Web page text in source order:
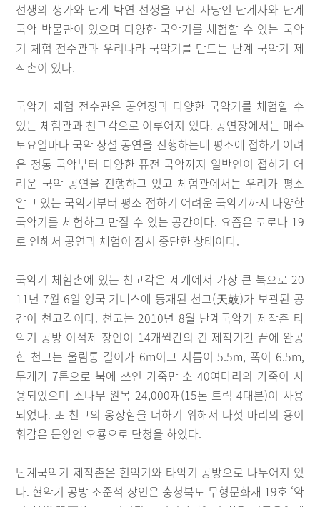
선생의 생가와 난계 박연 선생을 모신 사당인 난계사와 난계
국악 박물관이 있으며 다양한 국악기를 체험할 수 있는 국악
기 체험 전수관과 우리나라 국악기를 만드는 난계 국악기 제
작촌이 있다.
국악기 체험 전수관은 공연장과 다양한 국악기를 체험할 수
있는 체험관과 천고각으로 이루어져 있다. 공연장에서는 매주
토요일마다 국악 상설 공연을 진행하는데 평소에 접하기 어려
운 정통 국악부터 다양한 퓨전 국악까지 일반인이 접하기 어
려운 국악 공연을 진행하고 있고 체험관에서는 우리가 평소
알고 있는 국악기부터 평소 접하기 어려운 국악기까지 다양한
국악기를 체험하고 만질 수 있는 공간이다. 요즘은 코로나 19
로 인해서 공연과 체험이 잠시 중단한 상태이다.
국악기 체험촌에 있는 천고각은 세계에서 가장 큰 북으로 20
11년 7월 6일 영국 기네스에 등재된 천고(天鼓)가 보관된 공
간이 천고각이다. 천고는 2010년 8월 난계국악기 제작촌 타
악기 공방 이석제 장인이 14개월간의 긴 제작기간 끝에 완공
한 천고는 울림통 길이가 6m이고 지름이 5.5m, 폭이 6.5m,
무게가 7톤으로 북에 쓰인 가죽만 소 40여마리의 가죽이 사
용되었으며 소나무 원목 24,000재(15톤 트럭 4대분)이 사용
되었다. 또 천고의 웅장함을 더하기 위해서 다섯 마리의 용이
휘감은 문양인 오룡으로 단청을 하였다.
난계국악기 제작촌은 현악기와 타악기 공방으로 나누어져 있
다. 현악기 공방 조준석 장인은 충청북도 무형문화재 19호 ‘악